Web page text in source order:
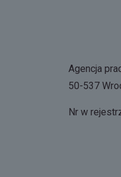
Agencja
50-537
Nr w